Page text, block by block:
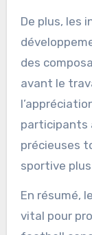
De plus, les
des
avant le
participants
précieuses
sportive
En résumé,
vital pour